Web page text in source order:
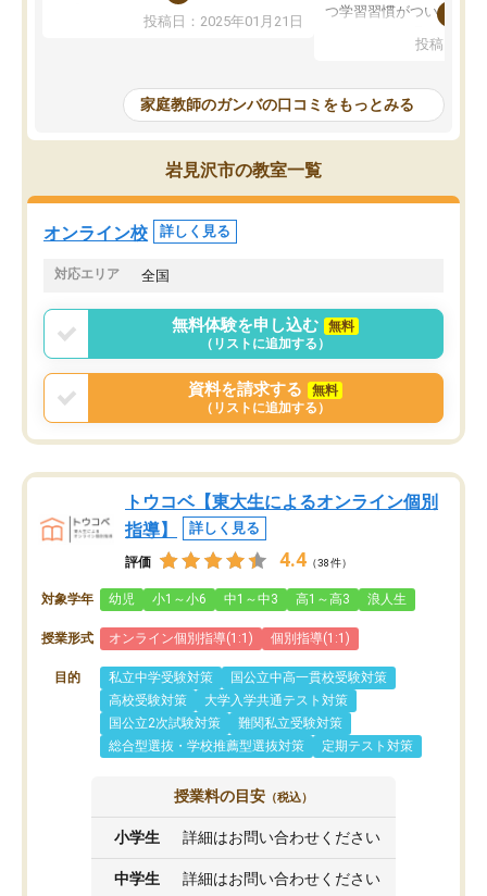
を開いてzoomを繋げるようになりまし
た！5科目なんでもOKなのもとても気
めて1年ほどだった今では平均点以上の
科目が増えてきました！あと1年受験ま
であるので無料の週末教室を使用しな
がら頑張って欲しいと思います！
投稿日：2025年01月21日
つ学習習慣がついてきま
指導が無い日も予定表
問できるのでとても助か
投稿日：
家庭教師のガンバの口コミをもっとみる
岩見沢市の教室一覧
オンライン校 詳しく見る
対応エリア 全国
無料体験を申し込む
無料
（リストに追加する）
資料を請求する
無料
（リストに追加する）
トウコベ【東大生によるオンライン個別
指導】
詳しく見る
評価 4.4 （38件）
対象学年 幼児 小1～小6 中1～中3 高1～高3 浪人生
授業形式 オンライン個別指導(1:1) 個別指導(1:1)
目的 私立中学受験対策
国公立中高一貫校受験対策
高校受験対策
大学入学共通テスト対策
国公立2次試験対策
難関私立受験対策
総合型選抜・学校推薦型選抜対策
定期テスト対策
授業料の目安 （税込）
小学生 詳細はお問い合わせください
中学生 詳細はお問い合わせください